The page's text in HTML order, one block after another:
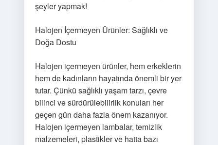
şeyler yapmak!
Halojen İçermeyen Ürünler: Sağlıklı ve
Doğa Dostu
Halojen içermeyen ürünler, hem erkeklerin
hem de kadınların hayatında önemli bir yer
tutar. Çünkü sağlıklı yaşam tarzı, çevre
bilinci ve sürdürülebilirlik konuları her
geçen gün daha fazla önem kazanıyor.
Halojen içermeyen lambalar, temizlik
malzemeleri, plastikler ve hatta bazı